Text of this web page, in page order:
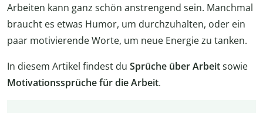
Arbeiten kann ganz schön anstrengend sein. Manchmal
braucht es etwas Humor, um durchzuhalten, oder ein
paar motivierende Worte, um neue Energie zu tanken.
In diesem Artikel findest du Sprüche über Arbeitsowie
Motivationssprüche für die Arbeit.